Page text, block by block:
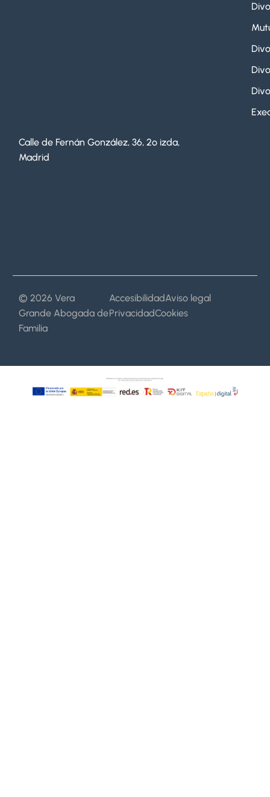
Calle de Fernán González, 36, 2º izda,
Madrid
© 2026 Vera
Grande Abogada de
Familia
AccesibilidadAviso legal
PrivacidadCookies